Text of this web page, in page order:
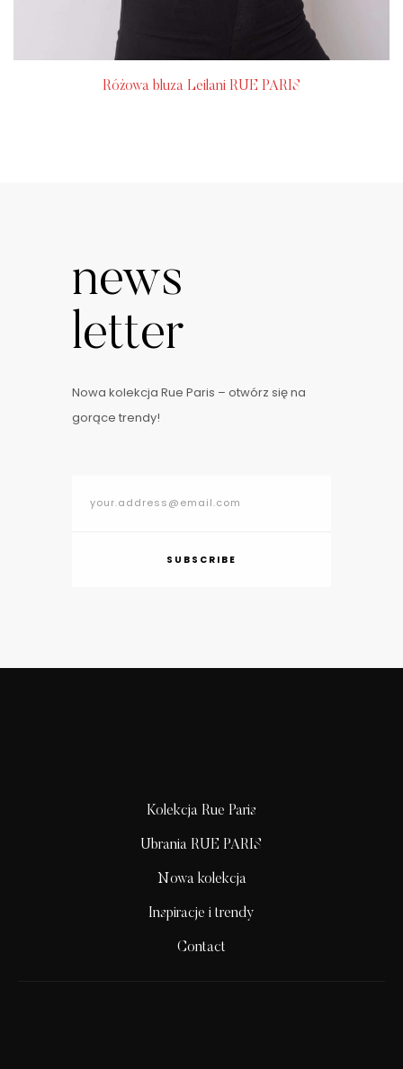
Różowa bluza Leilani RUE PARIS
news
letter
Nowa kolekcja Rue Paris – otwórz się na
gorące trendy!
SUBSCRIBE
Kolekcja Rue Paris
Ubrania RUE PARIS
Nowa kolekcja
Inspiracje i trendy
Contact